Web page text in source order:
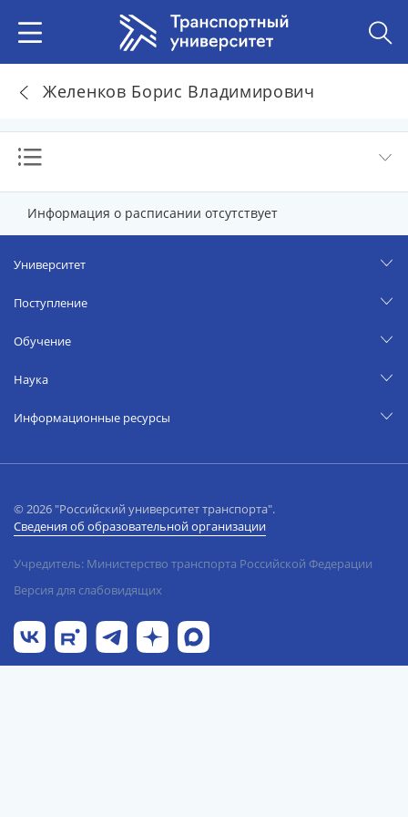
Желенков Борис Владимирович
Информация о расписании отсутствует
Университет
Поступление
Обучение
Наука
Информационные ресурсы
© 2026 "Российский университет транспорта".
Сведения об образовательной организации
Учредитель: Министерство транспорта Российской Федерации
Версия для слабовидящих